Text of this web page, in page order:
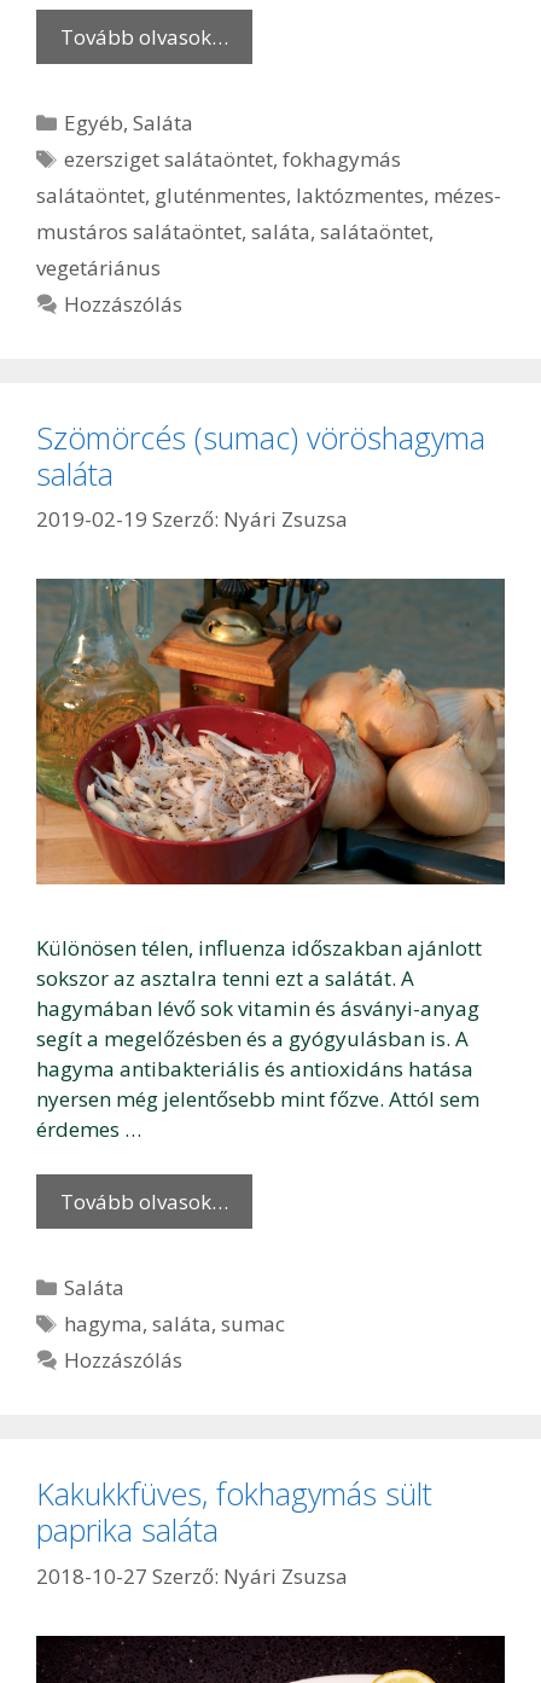
Tovább olvasok…
Kategória
Egyéb,Saláta
Címkék
ezersziget salátaöntet,fokhagymás
salátaöntet, gluténmentes, laktózmentes, mézes-
mustáros salátaöntet, saláta, salátaöntet,
vegetáriánus
Hozzászólás
Szömörcés (sumac) vöröshagyma
saláta
2019-02-19 Szerző: Nyári Zsuzsa
Különösen télen, influenza időszakban ajánlott
sokszor az asztalra tenni ezt a salátát. A
hagymában lévő sok vitamin és ásványi-anyag
segít a megelőzésben és a gyógyulásban is. A
hagyma antibakteriális és antioxidáns hatása
nyersen még jelentősebb mint főzve. Attól sem
érdemes …
Tovább olvasok…
Kategória
Saláta
Címkék
hagyma,saláta,sumac
Hozzászólás
Kakukkfüves, fokhagymás sült
paprika saláta
2018-10-27 Szerző: Nyári Zsuzsa